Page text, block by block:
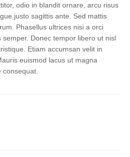
odio in blandit ornare, arcu risus
justo sagittis ante. Sed mattis
Phasellus ultrices nisi a orci
Donec tempor libero ut nisl
Etiam accumsan velit in
euismod lacus ut magna
consequat.